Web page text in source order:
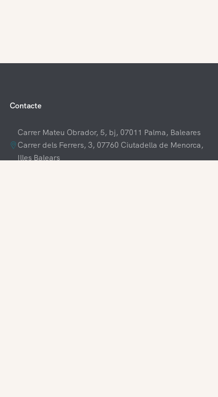
Contacte
Carrer Mateu Obrador, 5, bj, 07011 Palma, Baleares
Carrer dels Ferrers, 3, 07760 Ciutadella de Menorca,
Illes Balears